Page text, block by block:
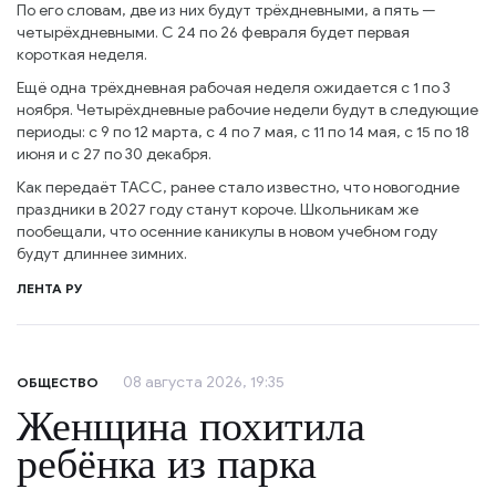
По его словам, две из них будут трёхдневными, а пять —
четырёхдневными. С 24 по 26 февраля будет первая
короткая неделя.
Ещё одна трёхдневная рабочая неделя ожидается с 1 по 3
ноября. Четырёхдневные рабочие недели будут в следующие
периоды: с 9 по 12 марта, с 4 по 7 мая, с 11 по 14 мая, с 15 по 18
июня и с 27 по 30 декабря.
Как передаёт ТАСС, ранее стало известно, что новогодние
праздники в 2027 году станут короче. Школьникам же
пообещали, что осенние каникулы в новом учебном году
будут длиннее зимних.
ЛЕНТА РУ
ОБЩЕСТВО 08 августа 2026, 19:35
Женщина похитила
ребёнка из парка